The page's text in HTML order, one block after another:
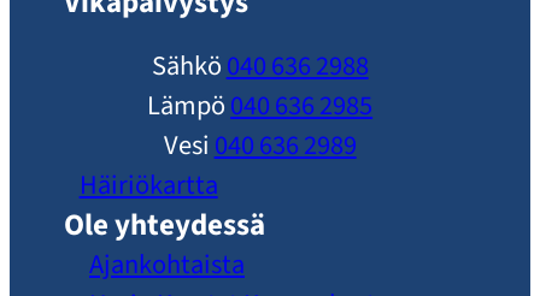
Sähkö040 636 2988
Lämpö040 636 2985
Vesi 040 636 2989
Häiriökartta
Ole yhteydessä
Ajankohtaista